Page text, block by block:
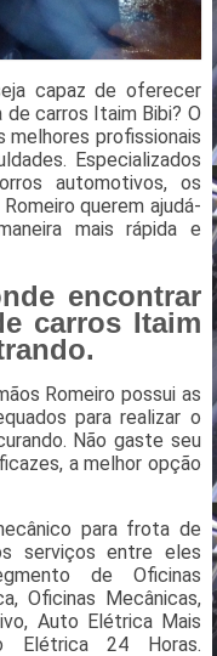
capaz de oferecer
carros Itaim Bibi? O
melhores profissionais
Especializados
automotivos, os
querem ajudá-
mais rápida e
encontrar
carros Itaim
Romeiro possui as
para realizar o
Não gaste seu
a melhor opção
para frota de
serviços entre eles
de Oficinas
Oficinas Mecânicas,
Auto Elétrica Mais
Elétrica 24 Horas.